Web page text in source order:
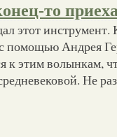
то
этот инструмент.
помощью Андрея
к этим волынкам,
Не